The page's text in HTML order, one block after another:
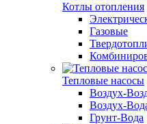
Котлы отопления
Газовые
Тепловые насосы
Воздух-
Воздух-
Грунт-Вода